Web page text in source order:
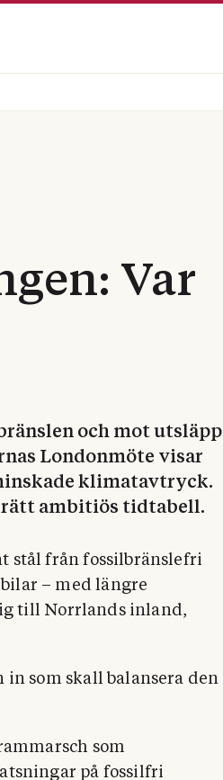
Var
och mot utsläpp
Londonmöte visar
klimatavtryck.
rätt ambitiös tidtabell.
stål från fossilbränslefri
– med längre
till Norrlands inland,
som skall balansera den
som
på fossilfri